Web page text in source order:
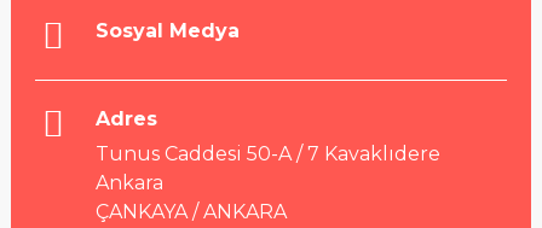
Sosyal Medya
Adres
Tunus Caddesi 50-A / 7 Kavaklıdere
Ankara
ÇANKAYA / ANKARA